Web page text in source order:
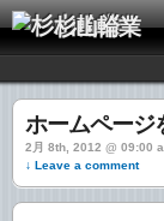
杉山輪業
ホームページ
2月 8th, 2012 @ 09:00
↓ Leave a comment